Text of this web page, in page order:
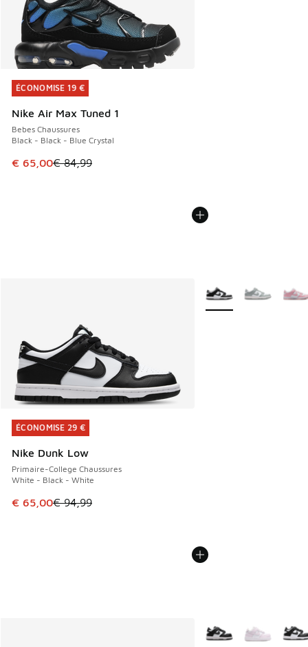
ÉCONOMISE 19 €
Nike Air Max Tuned 1
Bebes Chaussures
Black - Black - Blue Crystal
Cet article est en promotion. Prix en baisse de € 84,99 à
€ 65,00€ 84,99
ÉCONOMISE 19 €
ÉCONOMISE 29 €
Nike Dunk Low
Primaire-College Chaussures
White - Black - White
Cet article est en promotion. Prix en baisse de € 94,99 à
€ 65,00€ 94,99
ÉCONOMISE 29 €
Plus de couleurs
Plus de couleurs